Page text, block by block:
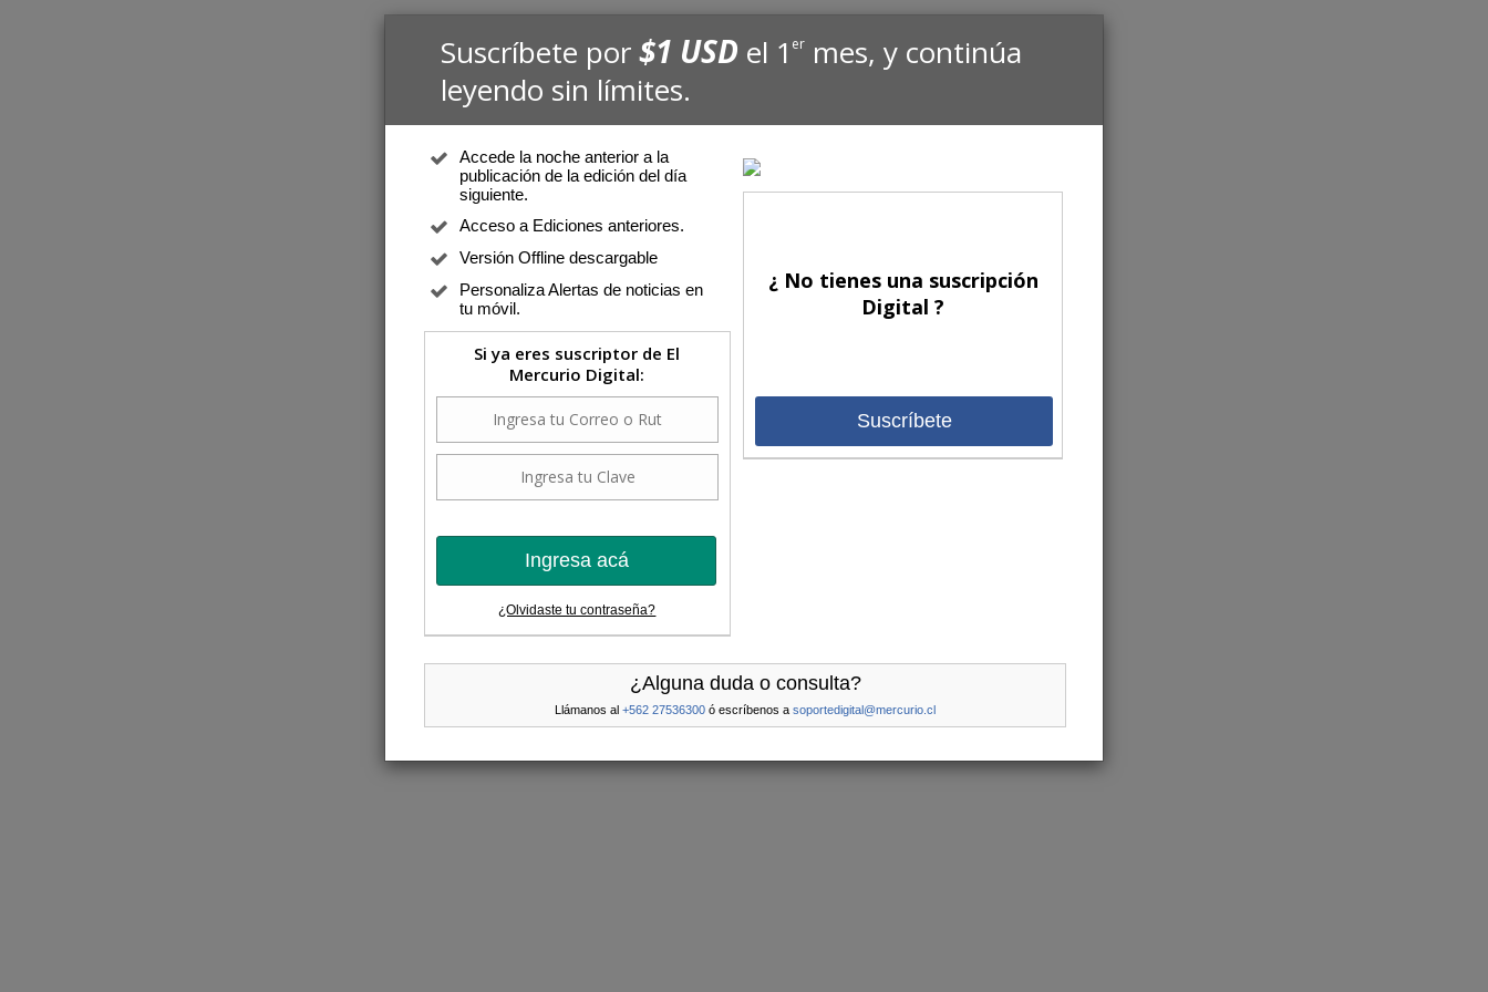
Suscríbete por$1 USD el 1er mes, y continúa
leyendo sin límites.
Accede la noche anterior a la
publicación de la edición del día
siguiente.
Acceso a Ediciones anteriores.
Versión Offline descargable
Personaliza Alertas de noticias en
tu móvil.
Si ya eres suscriptor de El
Mercurio Digital:
Ingresa acá
¿Olvidaste tu contraseña?
¿ No tienes una suscripción
Digital ?
Suscríbete
¿Alguna duda o consulta?
Llámanos al +562 27536300 ó escríbenos a soportedigital@mercurio.cl